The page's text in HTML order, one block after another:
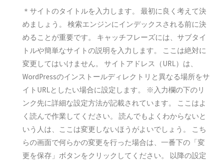
＊サイトのタイトルを入力します。 最初に良く考えて決
めましょう。 検索エンジンにインデックスされる前に決
めることが重要です。 キャッチフレーズには、サブタイ
トルや簡単なサイトの説明を入力します。 ここは絶対に
変更してはいけません。 サイトアドレス（URL）は、
WordPressのインストールディレクトリと異なる場所をサ
イトURLとしたい場合に設定します。 ※入力欄の下のリ
ンク先に詳細な設定方法が記載されています。 ここはよ
く読んで作業してください。 読んでもよくわからないと
いう人は、ここは変更しないほうがよいでしょう。 こち
らの画面で何らかの変更を行った場合は、一番下の「変
更を保存」ボタンをクリックしてください。 以降の設定